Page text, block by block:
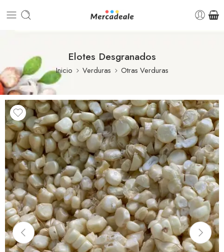
Elotes Desgranados
Inicio Verduras Otras Verduras